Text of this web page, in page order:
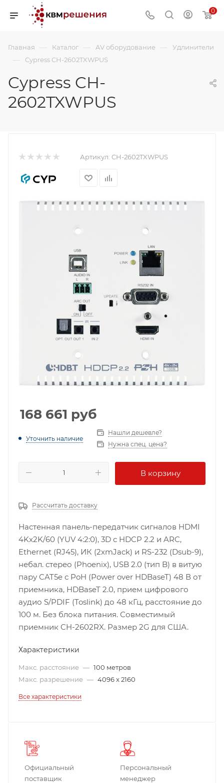
0
Главная — Каталог — AV оборудование — Удлинители
— Cypress CH-2602TXWPUS
Cypress CH-
2602TXWPUS
Артикул: CH-2602TXWPUS
168 661 руб
Уточнить наличие
Нашли дешевле?
Нужна спец. цена?
В корзину
Рассчитать доставку
Настенная панель-передатчик сигналов HDMI
4Kх2K/60 (YUV 4:2:0), 3D с HDCP 2.2 и ARC,
Ethernet (RJ45), ИК (2хmJack) и RS-232 (Dsub-9),
небал. стерео (Phoenix), USB 2.0 (тип B) в витую
пару CAT5e с PoH (Power over HDBaseT) 48 В от
приемника, HDBaseT 2.0, прием цифрового
аудио S/PDIF (Toslink) до 48 кГц, расстояние до
100 м. Без блока питания. Совместимый
приемник CH-2602RX. Размер 2G для США.
Характеристики
Макс. расстояние — 100 метров
Макс. разрешение — 4096 x 2160
Все характеристики
Официальный
поставщик
Персональный
менеджер